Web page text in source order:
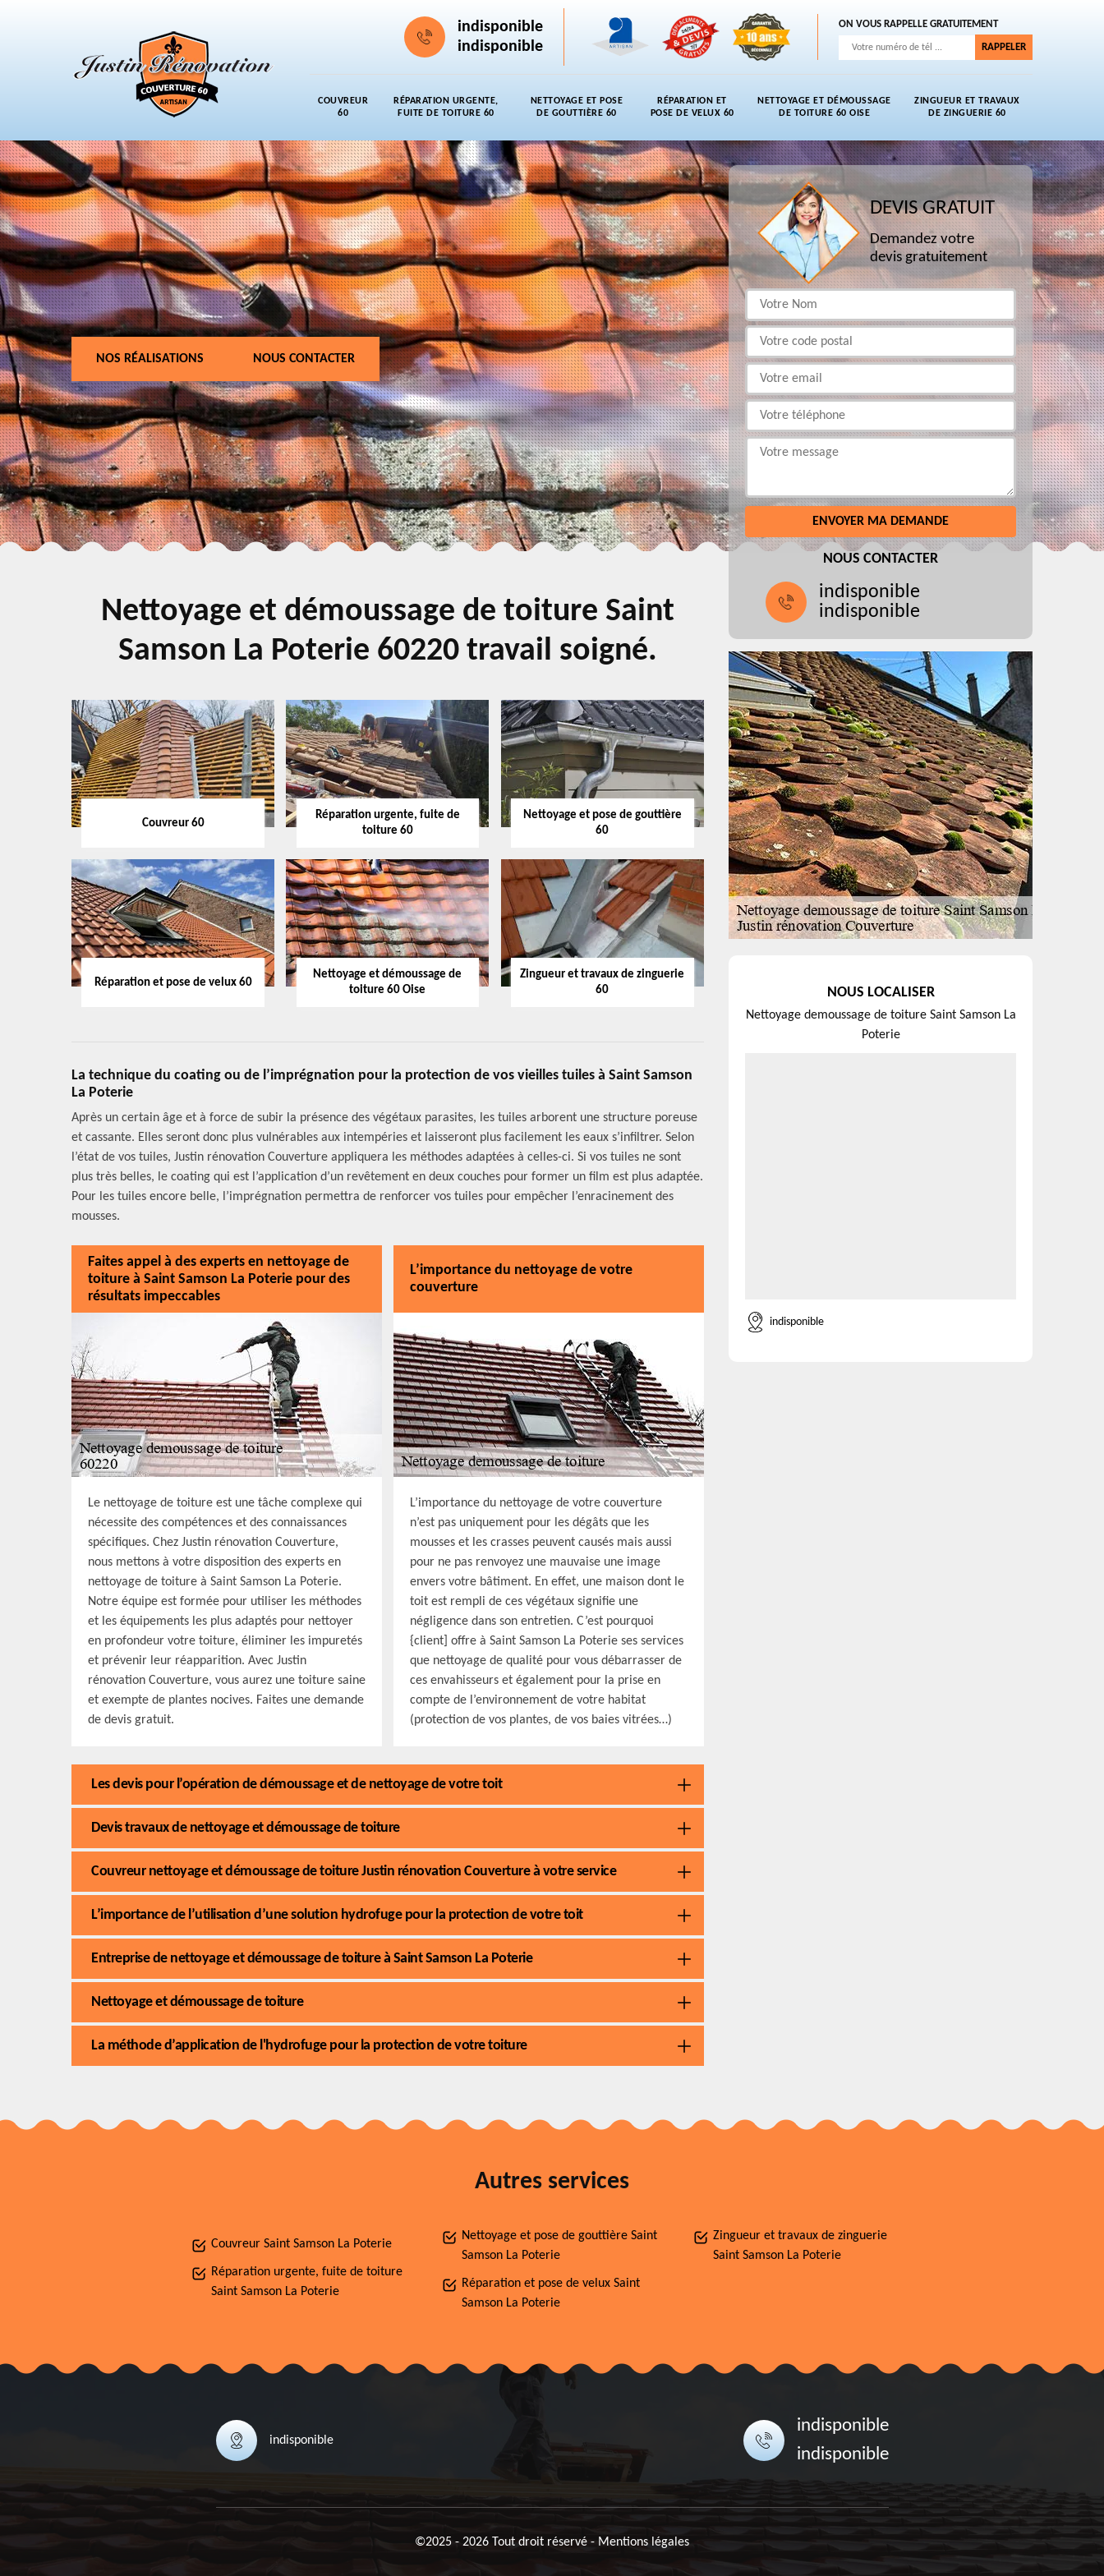
indisponible
indisponible
ON VOUS RAPPELLE GRATUITEMENT
COUVREUR
60
RÉPARATION URGENTE,
FUITE DE TOITURE 60
NETTOYAGE ET POSE
DE GOUTTIÈRE 60
RÉPARATION ET
POSE DE VELUX 60
NETTOYAGE ET DÉMOUSSAGE
DE TOITURE 60 OISE
ZINGUEUR ET TRAVAUX
DE ZINGUERIE 60
NOS RÉALISATIONS NOUS CONTACTER
Nettoyage et démoussage de toiture Saint
Samson La Poterie 60220 travail soigné.
Couvreur 60
Réparation urgente, fuite de
toiture 60
Nettoyage et pose de gouttière
60
Réparation et pose de velux 60
Nettoyage et démoussage de
toiture 60 Oise
Zingueur et travaux de zinguerie
60
La technique du coating ou de l’imprégnation pour la protection de vos vieilles tuiles à Saint Samson
La Poterie
Après un certain âge et à force de subir la présence des végétaux parasites, les tuiles arborent une structure poreuse
et cassante. Elles seront donc plus vulnérables aux intempéries et laisseront plus facilement les eaux s’infiltrer. Selon
l’état de vos tuiles, Justin rénovation Couverture appliquera les méthodes adaptées à celles-ci. Si vos tuiles ne sont
plus très belles, le coating qui est l’application d’un revêtement en deux couches pour former un film est plus adaptée.
Pour les tuiles encore belle, l’imprégnation permettra de renforcer vos tuiles pour empêcher l’enracinement des
mousses.
Faites appel à des experts en nettoyage de
toiture à Saint Samson La Poterie pour des
résultats impeccables
Le nettoyage de toiture est une tâche complexe qui
nécessite des compétences et des connaissances
spécifiques. Chez Justin rénovation Couverture,
nous mettons à votre disposition des experts en
nettoyage de toiture à Saint Samson La Poterie.
Notre équipe est formée pour utiliser les méthodes
et les équipements les plus adaptés pour nettoyer
en profondeur votre toiture, éliminer les impuretés
et prévenir leur réapparition. Avec Justin
rénovation Couverture, vous aurez une toiture saine
et exempte de plantes nocives. Faites une demande
de devis gratuit.
L’importance du nettoyage de votre
couverture
L’importance du nettoyage de votre couverture
n’est pas uniquement pour les dégâts que les
mousses et les crasses peuvent causés mais aussi
pour ne pas renvoyez une mauvaise une image
envers votre bâtiment. En effet, une maison dont le
toit est rempli de ces végétaux signifie une
négligence dans son entretien. C’est pourquoi
{client] offre à Saint Samson La Poterie ses services
que nettoyage de qualité pour vous débarrasser de
ces envahisseurs et également pour la prise en
compte de l’environnement de votre habitat
(protection de vos plantes, de vos baies vitrées…)
Les devis pour l’opération de démoussage et de nettoyage de votre toit
Devis travaux de nettoyage et démoussage de toiture
Couvreur nettoyage et démoussage de toiture Justin rénovation Couverture à votre service
L’importance de l’utilisation d’une solution hydrofuge pour la protection de votre toit
Entreprise de nettoyage et démoussage de toiture à Saint Samson La Poterie
Nettoyage et démoussage de toiture
La méthode d’application de l'hydrofuge pour la protection de votre toiture
DEVIS GRATUIT
Demandez votre
devis gratuitement
NOUS CONTACTER
indisponible
indisponible
NOUS LOCALISER
Nettoyage demoussage de toiture Saint Samson La
Poterie
indisponible
Autres services
Couvreur Saint Samson La Poterie
Réparation urgente, fuite de toiture
Saint Samson La Poterie
Nettoyage et pose de gouttière Saint
Samson La Poterie
Réparation et pose de velux Saint
Samson La Poterie
Zingueur et travaux de zinguerie
Saint Samson La Poterie
indisponible
indisponible
indisponible
©2025 - 2026 Tout droit réservé - Mentions légales